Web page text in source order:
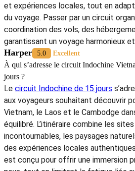
et expériences locales, tout en
du voyage. Passer par un circuit
coordination des vols, des
garantissant un voyage harmonieux
Harper 5.0 Excellent
À qui s’adresse le circuit Indochine
jours ?
Le circuit Indochine de 15 jours
aux voyageurs souhaitant découvrir
Vietnam, le Laos et le Cambodge
équilibré. L’itinéraire combine les
incontournables, les paysages
des expériences locales
est conçu pour offrir une immersion